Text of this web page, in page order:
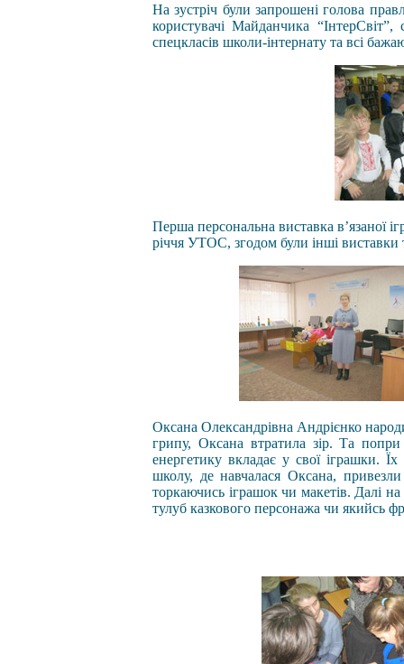
На зустріч були запрошені голова
користувачі Майданчика
спецкласів школи-інтернату та всі
Перша персональна виставка в’язаної
річчя УТОС, згодом були інші виставки
Оксана Олександрівна Андрієнко
грипу, Оксана втратила зір. Та
енергетику вкладає у свої іграшки.
школу, де навчалася Оксана,
торкаючись іграшок чи макетів. Далі
тулуб казкового персонажа чи якийсь